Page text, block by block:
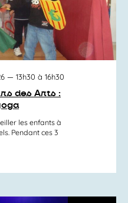
— 13h30 à 16h30
des Arts :
les enfants à
Pendant ces 3